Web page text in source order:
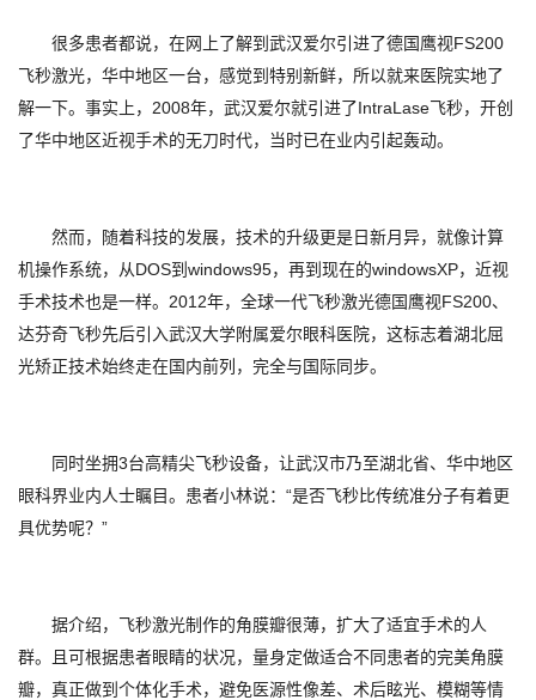
很多患者都说，在网上了解到武汉爱尔引进了德国鹰视FS200
飞秒激光，华中地区一台，感觉到特别新鲜，所以就来医院实地了
解一下。事实上，2008年，武汉爱尔就引进了IntraLase飞秒，开创
了华中地区近视手术的无刀时代，当时已在业内引起轰动。
然而，随着科技的发展，技术的升级更是日新月异，就像计算
机操作系统，从DOS到windows95，再到现在的windowsXP，近视
手术技术也是一样。2012年，全球一代飞秒激光德国鹰视FS200、
达芬奇飞秒先后引入武汉大学附属爱尔眼科医院，这标志着湖北屈
光矫正技术始终走在国内前列，完全与国际同步。
同时坐拥3台高精尖飞秒设备，让武汉市乃至湖北省、华中地区
眼科界业内人士瞩目。患者小林说：“是否飞秒比传统准分子有着更
具优势呢？”
据介绍，飞秒激光制作的角膜瓣很薄，扩大了适宜手术的人
群。且可根据患者眼睛的状况，量身定做适合不同患者的完美角膜
瓣，真正做到个体化手术，避免医源性像差、术后眩光、模糊等情